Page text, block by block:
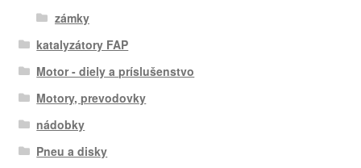
zámky
katalyzátory FAP
Motor - diely a príslušenstvo
Motory, prevodovky
nádobky
Pneu a disky